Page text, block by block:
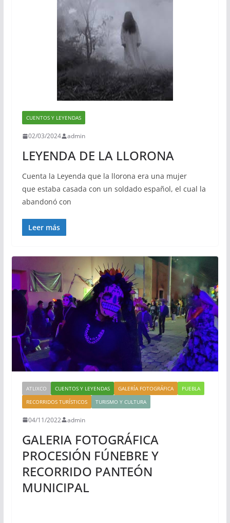
CUENTOS Y LEYENDAS
02/03/2024 admin
LEYENDA DE LA LLORONA
Cuenta la Leyenda que la llorona era una mujer
que estaba casada con un soldado español, el cual la
abandonó con
Leer más
ATLIXCO CUENTOS Y LEYENDAS GALERÍA FOTOGRÁFICA
PUEBLA
RECORRIDOS TURÍSTICOS
TURISMO Y CULTURA
04/11/2022 admin
GALERIA FOTOGRÁFICA
PROCESIÓN FÚNEBRE Y
RECORRIDO PANTEÓN
MUNICIPAL